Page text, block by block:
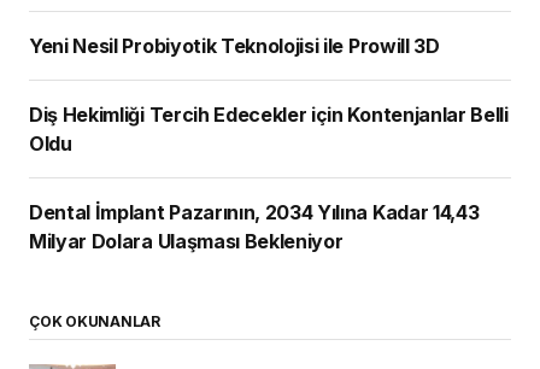
Yeni Nesil Probiyotik Teknolojisi ile Prowill 3D
Diş Hekimliği Tercih Edecekler için Kontenjanlar Belli
Oldu
Dental İmplant Pazarının, 2034 Yılına Kadar 14,43
Milyar Dolara Ulaşması Bekleniyor
ÇOK OKUNANLAR